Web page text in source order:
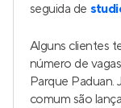
seguida de
Alguns clientes
número de
Parque Paduan.
comum são